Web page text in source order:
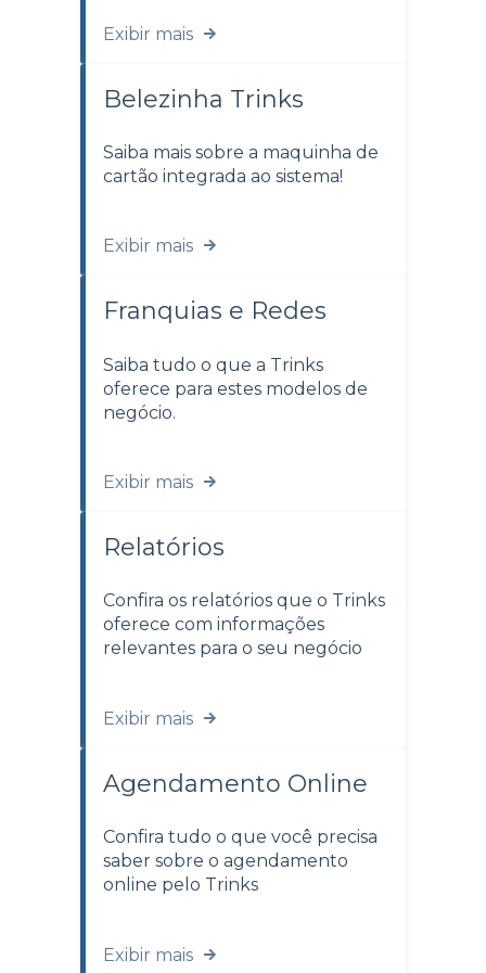
Exibir mais
Belezinha Trinks
Saiba mais sobre a maquinha de
cartão integrada ao sistema!
Exibir mais
Franquias e Redes
Saiba tudo o que a Trinks
oferece para estes modelos de
negócio.
Exibir mais
Relatórios
Confira os relatórios que o Trinks
oferece com informações
relevantes para o seu negócio
Exibir mais
Agendamento Online
Confira tudo o que você precisa
saber sobre o agendamento
online pelo Trinks
Exibir mais